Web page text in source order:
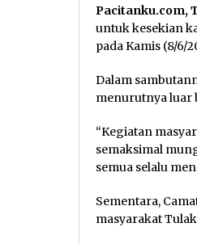
Pacitanku.com,
untuk kesekian
pada Kamis (8/6/
Dalam
menurutnya luar
“Kegiatan
semaksimal
semua selalu
Sementara,
masyarakat